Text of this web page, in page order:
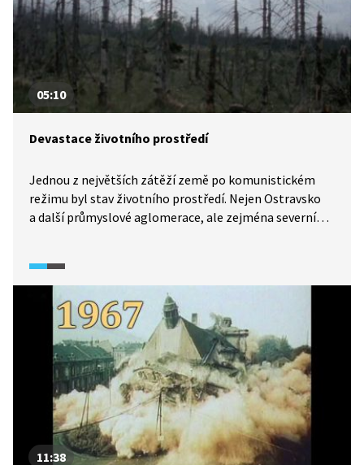
05:10
Devastace životního prostředí
Jednou z největších zátěží země po komunistickém
režimu byl stav životního prostředí. Nejen Ostravsko
a další průmyslové aglomerace, ale zejména severní
Tato kombinace doslova smrtící pro životní prostředí
i všechno živé se stala symbolem chybné hospodářské
politiky předlistopadových vlád.
11:38